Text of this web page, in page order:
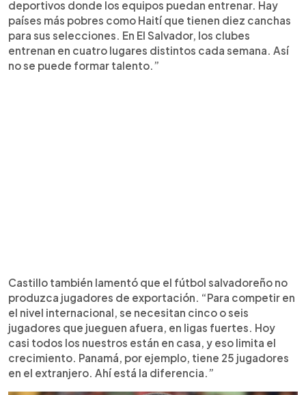
deportivos donde los equipos puedan entrenar. Hay
países más pobres como Haití que tienen diez canchas
para sus selecciones. En El Salvador, los clubes
entrenan en cuatro lugares distintos cada semana. Así
no se puede formar talento.”
Castillo también lamentó que el fútbol salvadoreño no
produzca jugadores de exportación. “Para competir en
el nivel internacional, se necesitan cinco o seis
jugadores que jueguen afuera, en ligas fuertes. Hoy
casi todos los nuestros están en casa, y eso limita el
crecimiento. Panamá, por ejemplo, tiene 25 jugadores
en el extranjero. Ahí está la diferencia.”